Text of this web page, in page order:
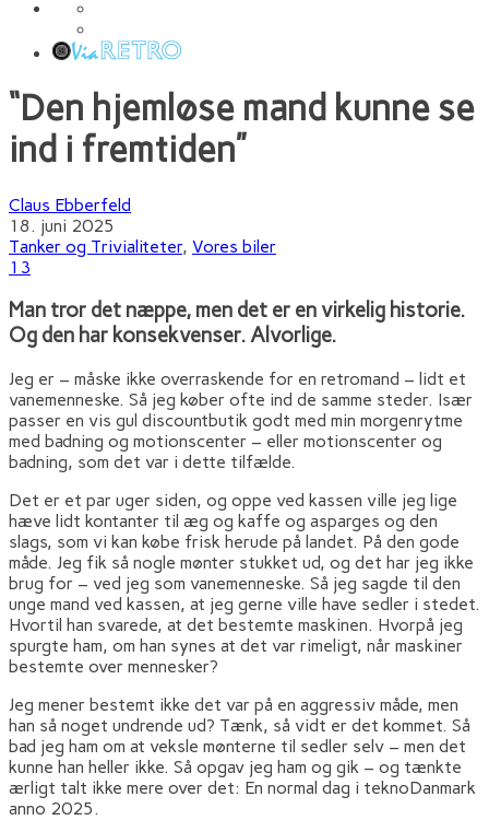
“Den hjemløse mand kunne se
ind i fremtiden”
Claus Ebberfeld
18. juni 2025
Tanker og Trivialiteter, Vores biler
13
Man tror det næppe, men det er en virkelig historie.
Og den har konsekvenser. Alvorlige.
Jeg er – måske ikke overraskende for en retromand – lidt et
vanemenneske. Så jeg køber ofte ind de samme steder. Især
passer en vis gul discountbutik godt med min morgenrytme
med badning og motionscenter – eller motionscenter og
badning, som det var i dette tilfælde.
Det er et par uger siden, og oppe ved kassen ville jeg lige
hæve lidt kontanter til æg og kaffe og asparges og den
slags, som vi kan købe frisk herude på landet. På den gode
måde. Jeg fik så nogle mønter stukket ud, og det har jeg ikke
brug for – ved jeg som vanemenneske. Så jeg sagde til den
unge mand ved kassen, at jeg gerne ville have sedler i stedet.
Hvortil han svarede, at det bestemte maskinen. Hvorpå jeg
spurgte ham, om han synes at det var rimeligt, når maskiner
bestemte over mennesker?
Jeg mener bestemt ikke det var på en aggressiv måde, men
han så noget undrende ud? Tænk, så vidt er det kommet. Så
bad jeg ham om at veksle mønterne til sedler selv – men det
kunne han heller ikke. Så opgav jeg ham og gik – og tænkte
ærligt talt ikke mere over det: En normal dag i teknoDanmark
anno 2025.